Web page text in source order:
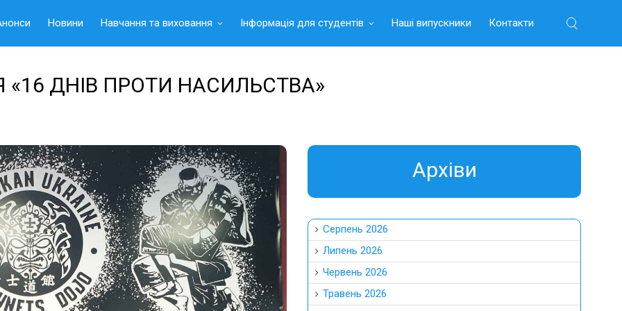
Новини Навчання та виховання Інформація для студентів Наші випускники Контакти
«16 ДНІВ ПРОТИ НАСИЛЬСТВА»
Aрхіви
Серпень 2026
Липень 2026
Червень 2026
Травень 2026